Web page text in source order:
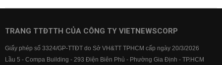
TRANG TTĐTTH CỦA CÔNG TY VIETNEWSCORP
Giấy phép số 3324/GP-TTĐT do Sở VH&TT TPHCM cấp ngày 20/3/2026
Lầu 5 - Compa Building - 293 Điện Biên Phủ - Phường Gia Định - TP.HCM